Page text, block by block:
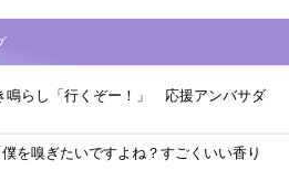
らし「行くぞー！」 応援アンバサダ
嗅ぎたいですよね？すごくいい香り